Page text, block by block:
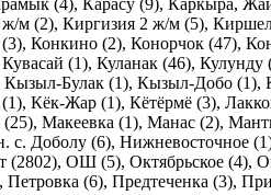
(4), Карасу (9), Каркыра,
ж/м (2), Киргизия 2 ж/м (5),
, Конкино (2), Конорчок (47),
Кувасай (1), Куланак (46), Кулунду
Кызыл-Булак (1), Кызыл-Добо (1),
, Кёк-Жар (1), Кётёрмё (3),
(25), Макеевка (1), Манас (2),
с. Доболу (6), Нижневосточное
(2802), ОШ (5), Октябрьское (4),
, Петровка (6), Предтеченка (3),